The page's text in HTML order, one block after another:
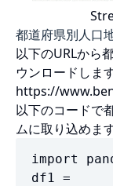
都道府県別人口
以下のURLから
ウンロードします
https://
以下のコードで
ムに取り込めます
import
df1 =